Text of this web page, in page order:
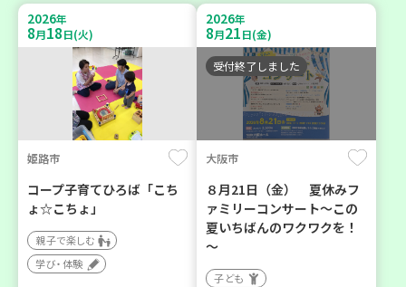
2026年
8月18日(火)
姫路市
コープ子育てひろば「こち
ょ☆こちょ」
親子で楽しむ
学び・体験
2026年
8月21日(金)
受付終了しました
大阪市
８月21日（金） 夏休みフ
ァミリーコンサート～この
夏いちばんのワクワクを！
～
子ども